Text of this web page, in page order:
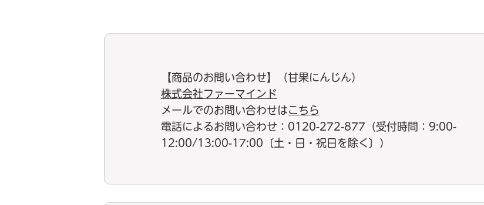
【商品のお問い合わせ】（甘果にんじん）
株式会社ファーマインド
メールでのお問い合わせはこちら
電話によるお問い合わせ：0120-272-877（受付時間：9:00-
12:00/13:00-17:00〔土・日・祝日を除く〕）